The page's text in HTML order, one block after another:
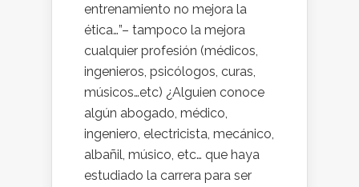
entrenamiento no mejora la
ética…”– tampoco la mejora
cualquier profesión (médicos,
ingenieros, psicólogos, curas,
músicos…etc) ¿Alguien conoce
algún abogado, médico,
ingeniero, electricista, mecánico,
albañil, músico, etc… que haya
estudiado la carrera para ser